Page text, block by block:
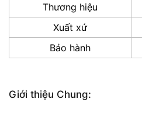
Thương hiệu
Xuất xứ
Bảo hành
Giới thiệu Chung: